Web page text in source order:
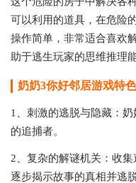
可以利用的道具，在危险
操作简单，非常适合喜欢
助于逃生玩家的思维推理能
奶奶3你好邻居游戏特色
1、刺激的逃脱与隐藏：
的追捕者。
2、复杂的解谜机关：收
逐步揭示故事的真相并逃脱